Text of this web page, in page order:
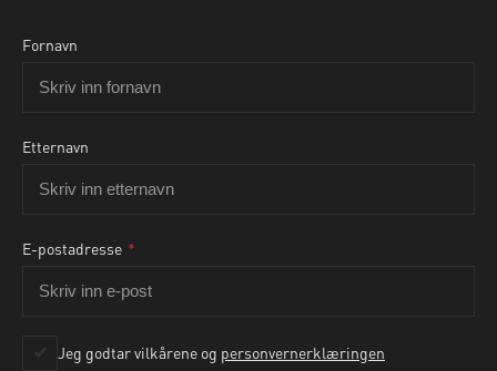
Fornavn
Etternavn
E-postadresse *
Jeg godtar vilkårene og personvernerklæringen